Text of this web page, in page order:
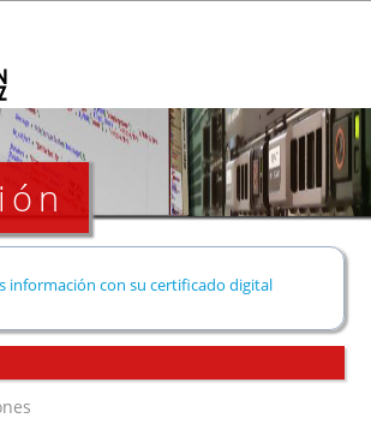
información con su certificado digital